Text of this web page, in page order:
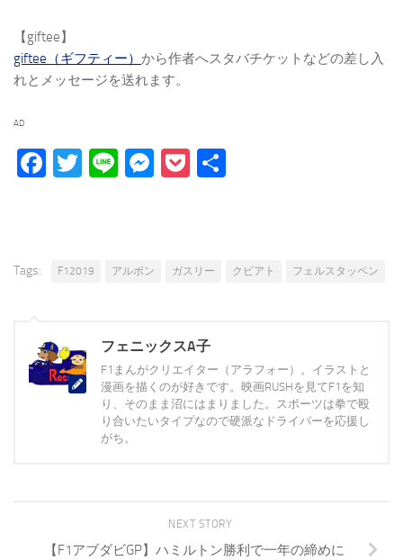
【giftee】
giftee（ギフティー） から作者へスタバチケットなどの差し入
れとメッセージを送れます。
AD
Facebook
Twitter
LineMessenger
Pocket
Tags: F12019 アルボン ガスリー クビアト フェルスタッペン
フェニックスA子
F1まんがクリエイター（アラフォー）。イラストと
漫画を描くのが好きです。映画RUSHを見てF1を知
り、そのまま沼にはまりました。スポーツは拳で殴
り合いたいタイプなので硬派なドライバーを応援し
がち。
NEXT STORY
【F1アブダビGP】ハミルトン勝利で一年の締めに